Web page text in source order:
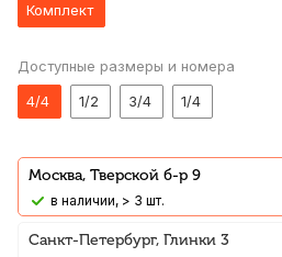
Комплект
Доступные размеры и номера
4/4
1/2 3/4 1/4
Москва, Тверской б-р 9
В наличии, > 3 шт.
Санкт-Петербург, Глинки 3